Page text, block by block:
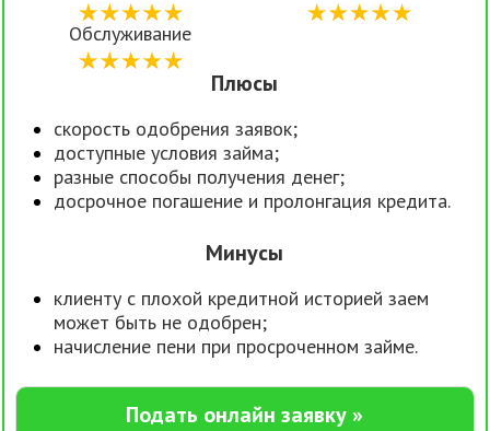
Обслуживание
Плюсы
скорость одобрения заявок;
доступные условия займа;
разные способы получения денег;
досрочное погашение и пролонгация кредита.
Минусы
клиенту с плохой кредитной историей заем
может быть не одобрен;
начисление пени при просроченном займе.
Подать онлайн заявку »